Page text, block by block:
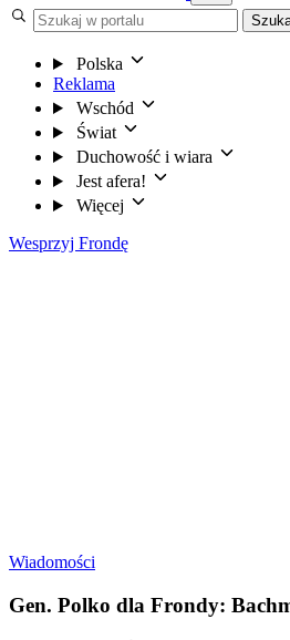
Polska
Reklama
Wschód
Świat
Duchowość i wiara
Jest afera!
Więcej
Wesprzyj Frondę
Wiadomości
Gen. Polko dla Frondy: